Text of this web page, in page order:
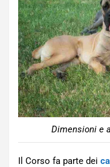
Dimensioni e
Il Corso fa parte dei